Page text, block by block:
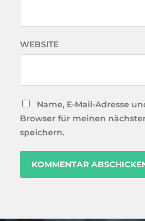
WEBSITE
Name, E-Mail-Adresse
Browser für meinen
speichern.